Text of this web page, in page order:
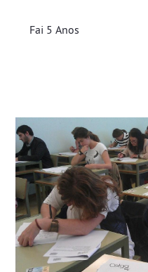
Fai 5 Anos